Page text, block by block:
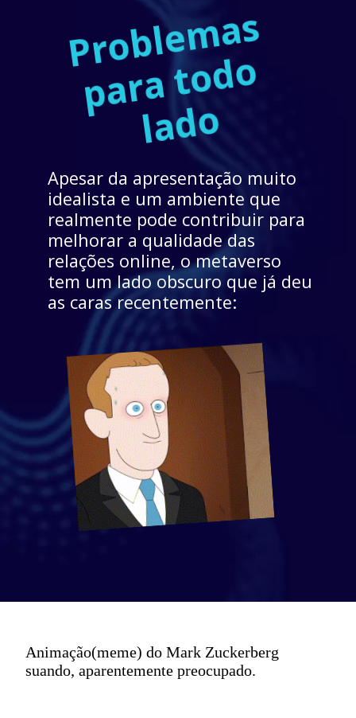
P
r
o
b
l
e
m
a
s
p
a
r
a
t
o
d
o
l
a
d
o
Apesar da apresentação muito
idealista e um ambiente que
realmente pode contribuir para
melhorar a qualidade das
relações online, o metaverso
tem um lado obscuro que já deu
as caras recentemente:
Animação(meme) do Mark Zuckerberg
suando, aparentemente preocupado.